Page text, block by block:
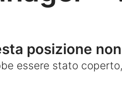
posizione
essere stato